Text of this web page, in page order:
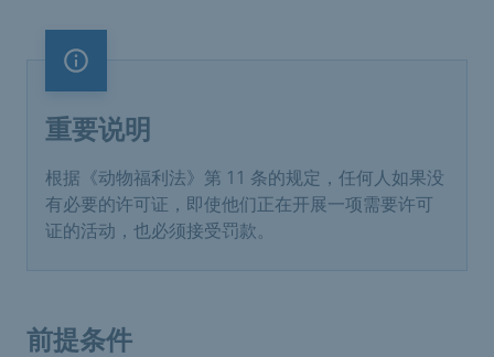
重要说明
重要说明
根据《动物福利法》第 11 条的规定，任何人如果没
有必要的许可证，即使他们正在开展一项需要许可
证的活动，也必须接受罚款。
前提条件